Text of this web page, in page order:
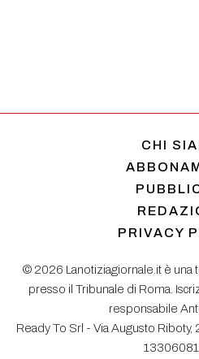
CHI
PRIVACY
© 2026 Lanotiziagiornale.it è una
presso il Tribunale di Roma.
responsabile
Ready To Srl - Via Augusto Riboty,